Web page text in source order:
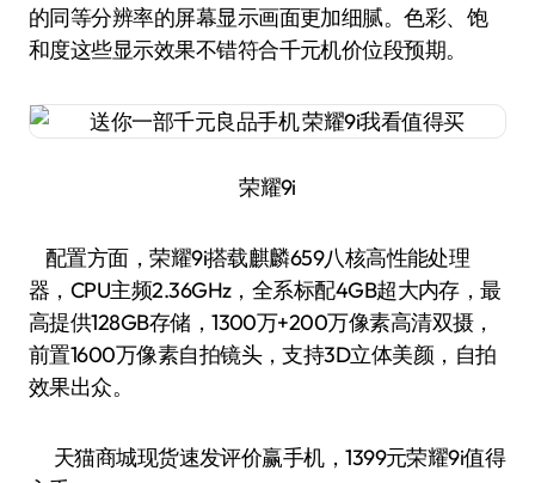
的同等分辨率的屏幕显示画面更加细腻。色彩、饱
和度这些显示效果不错符合千元机价位段预期。
荣耀9i
配置方面，荣耀9i搭载麒麟659八核高性能处理
器，CPU主频2.36GHz，全系标配4GB超大内存，最
高提供128GB存储，1300万+200万像素高清双摄，
前置1600万像素自拍镜头，支持3D立体美颜，自拍
效果出众。
天猫商城现货速发评价赢手机，1399元荣耀9i值得